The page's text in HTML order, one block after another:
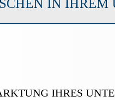
IN IHREM
IHRES